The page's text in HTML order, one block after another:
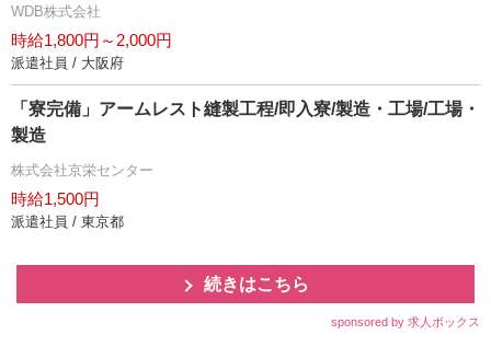
WDB株式会社
時給1,800円～2,000円
派遣社員 / 大阪府
「寮完備」アームレスト縫製工程/即入寮/製造・工場/工場・
製造
株式会社京栄センター
時給1,500円
派遣社員 / 東京都
続きはこちら
sponsored by 求人ボックス